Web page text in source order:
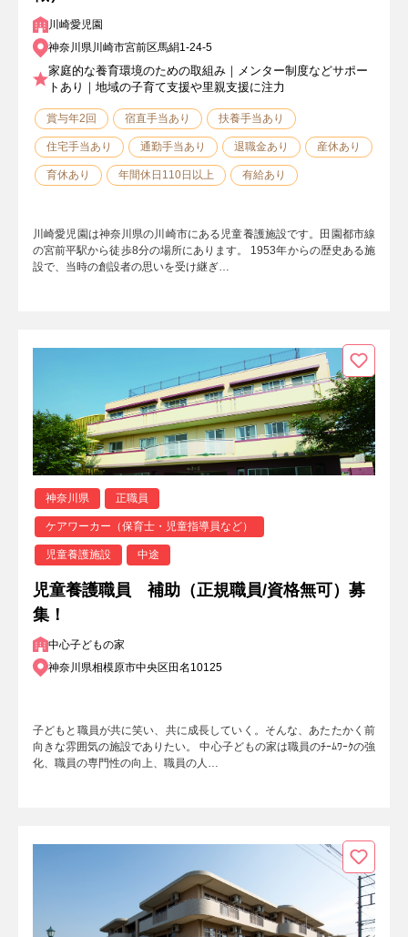
川崎愛児園
神奈川県川崎市宮前区馬絹1-24-5
家庭的な養育環境のための取組み｜メンター制度などサポー
トあり｜地域の子育て支援や里親支援に注力
賞与年2回 宿直手当あり 扶養手当あり
住宅手当あり 通勤手当あり 退職金あり 産休あり
育休あり 年間休日110日以上 有給あり
川崎愛児園は神奈川県の川崎市にある児童養護施設です。田園都市線
の宮前平駅から徒歩8分の場所にあります。 1953年からの歴史ある施
設で、当時の創設者の思いを受け継ぎ…
神奈川県 正職員
ケアワーカー（保育士・児童指導員など）
児童養護施設 中途
児童養護職員 補助（正規職員/資格無可）募
集！
中心子どもの家
神奈川県相模原市中央区田名10125
子どもと職員が共に笑い、共に成長していく。そんな、あたたかく前
向きな雰囲気の施設でありたい。 中心子どもの家は職員のﾁｰﾑﾜｰｸの強
化、職員の専門性の向上、職員の人…